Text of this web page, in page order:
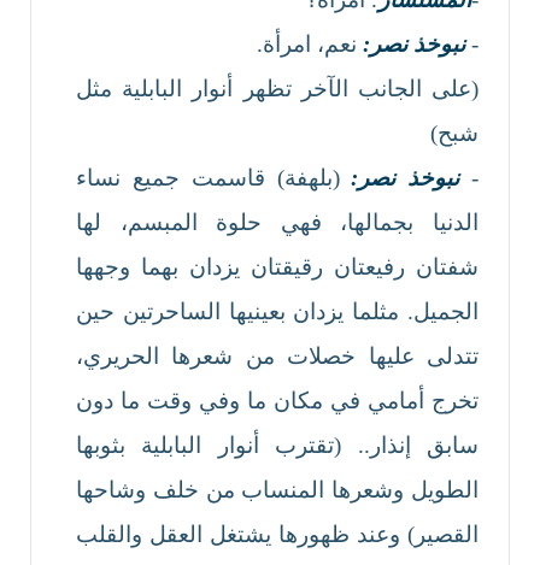
-نبوخذ نصر: نعم، امرأة.
(على الجانب الآخر تظهر أنوار البابلية مثل
شبح)
-نبوخذ نصر:(بلهفة) قاسمت جميع نساء
الدنيا بجمالها، فهي حلوة المبسم، لها
شفتان رفيعتان رقيقتان يزدان بهما وجهها
الجميل. مثلما يزدان بعينيها الساحرتين حين
تتدلى عليها خصلات من شعرها الحريري،
تخرج أمامي في مكان ما وفي وقت ما دون
سابق إنذار.. (تقترب أنوار البابلية بثوبها
الطويل وشعرها المنساب من خلف وشاحها
القصير) وعند ظهورها يشتغل العقل والقلب